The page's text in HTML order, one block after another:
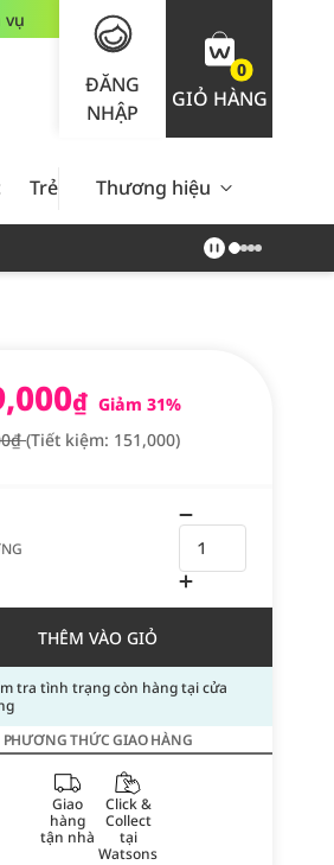
vụ
ĐĂNG
NHẬP
0
GIỎ HÀNG
Trẻ Em Nam Giới Chăm Sóc
Thương hiệu
₫ Giảm 31%
(Tiết kiệm: 151,000)
THÊM VÀO GIỎ
tra tình trạng còn hàng tại cửa
PHƯƠNG THỨC GIAO HÀNG
Giao
hàng
tận nhà
Click &
Collect
tại
Watsons